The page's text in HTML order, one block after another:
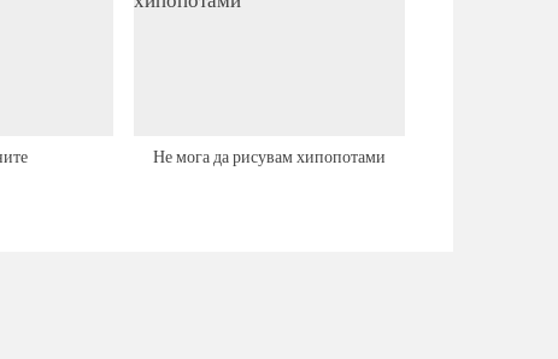
Не мога да рисувам хипопотами